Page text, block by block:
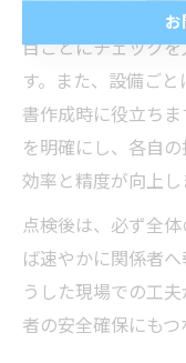
等点検結果報告書
目ごとにチェック
す。また、設備ご
書作成時に役立ち
を明確にし、各自
効率と精度が向上し
点検後は、必ず全
ば速やかに関係者
うした現場での工
者の安全確保にもつ